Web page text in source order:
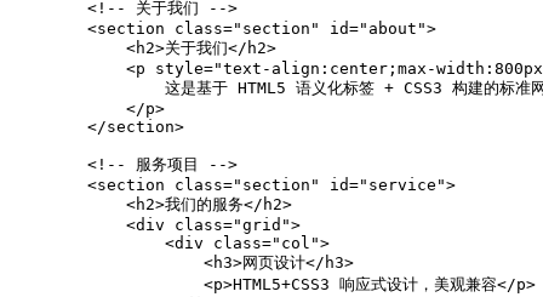
        <!-- 关于我们 -->
        <section class="section" id="about">
            <h2>关于我们</h2>
<p style="text-align:center;max-
这是基于 HTML5 语义化标签 + CSS3 构建的标准网
            </p>
        </section>
        <!-- 服务项目 -->
        <section class="section" id="service">
            <h2>我们的服务</h2>
            <div class="grid">
                <div class="col">
                    <h3>网页设计</h3>
                    <p>HTML5+CSS3 响应式设计，美观兼容</p>